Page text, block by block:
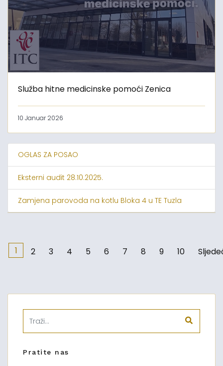
Služba hitne medicinske pomoći Zenica
10 Januar 2026
OGLAS ZA POSAO
Eksterni audit 28.10.2025.
Zamjena parovoda na kotlu Bloka 4 u TE Tuzla
1 2 3 4 5 6 7 8 9 10
Pratite nas